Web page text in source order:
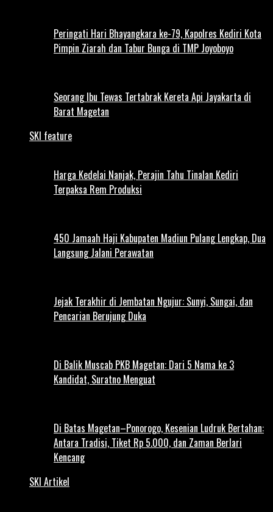
Peringati Hari Bhayangkara ke-79, Kapolres Kediri Kota
Pimpin Ziarah dan Tabur Bunga di TMP Joyoboyo
Seorang Ibu Tewas Tertabrak Kereta Api Jayakarta di
Barat Magetan
SKI feature
Harga Kedelai Nanjak, Perajin Tahu Tinalan Kediri
Terpaksa Rem Produksi
450 Jamaah Haji Kabupaten Madiun Pulang Lengkap, Dua
Langsung Jalani Perawatan
Jejak Terakhir di Jembatan Ngujur: Sunyi, Sungai, dan
Pencarian Berujung Duka
Di Balik Muscab PKB Magetan: Dari 5 Nama ke 3
Kandidat, Suratno Menguat
Di Batas Magetan–Ponorogo, Kesenian Ludruk Bertahan:
Antara Tradisi, Tiket Rp 5.000, dan Zaman Berlari
Kencang
SKI Artikel